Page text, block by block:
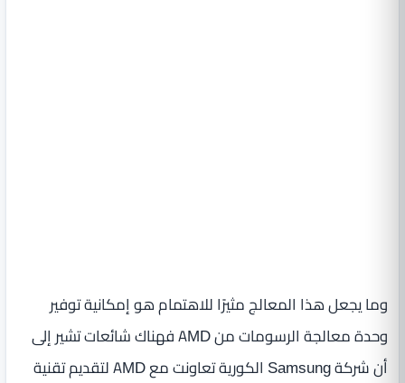
وما يجعل هذا المعالج مثيرًا للاهتمام هو إمكانية توفير
وحدة معالجة الرسومات من AMD فهناك شائعات تشير إلى
أن شركة Samsung الكورية تعاونت مع AMD لتقديم تقنية